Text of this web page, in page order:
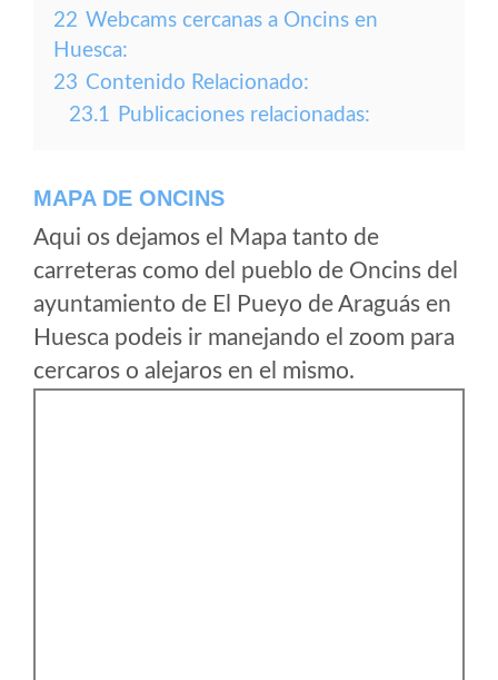
22 Webcams cercanas a Oncins en
Huesca:
23 Contenido Relacionado:
23.1 Publicaciones relacionadas:
MAPA DE ONCINS
Aqui os dejamos el Mapa tanto de
carreteras como del pueblo de Oncins del
ayuntamiento de El Pueyo de Araguás en
Huesca podeis ir manejando el zoom para
cercaros o alejaros en el mismo.